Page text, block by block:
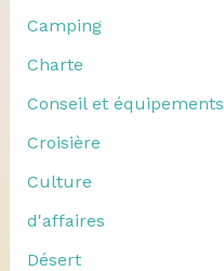
Camping
Charte
Conseil et équipements
Croisière
Culture
d'affaires
Désert